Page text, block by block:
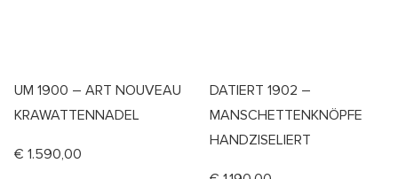
UM 1900 – ART NOUVEAU
KRAWATTENNADEL
€ 1.590,00
DATIERT 1902 –
MANSCHETTENKNÖPFE
HANDZISELIERT